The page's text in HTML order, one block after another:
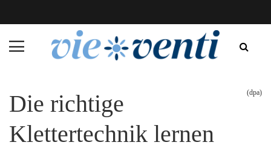
Die richtige
Klettertechnik lernen
(dpa)